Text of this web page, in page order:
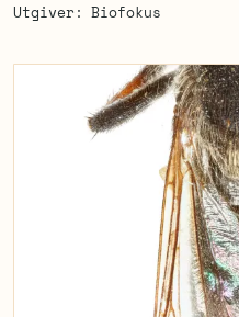
Utgiver
Biofokus